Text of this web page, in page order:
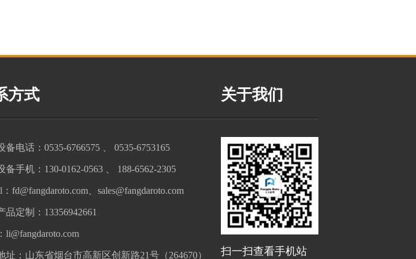
方式
备电话：0535-6766575 、 0535-6753165
备手机：130-0162-0563 、 188-6562-2305
fd@fangdaroto.com、sales@fangdaroto.com
品定制：13356942661
li@fangdaroto.com
址：山东省烟台市高新区创新路21号（264670）
关于我们
扫一扫查看手机站